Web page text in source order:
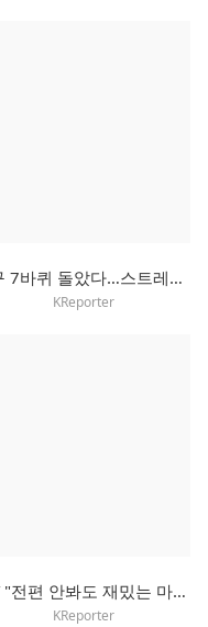
지구 7바퀴 돌았다…스트레이키즈, 로마서 월드투어 마무리
KReporter
TXT "전편 안봐도 재밌는 마블 영화처럼…우리 서사에 빠져들길"
KReporter